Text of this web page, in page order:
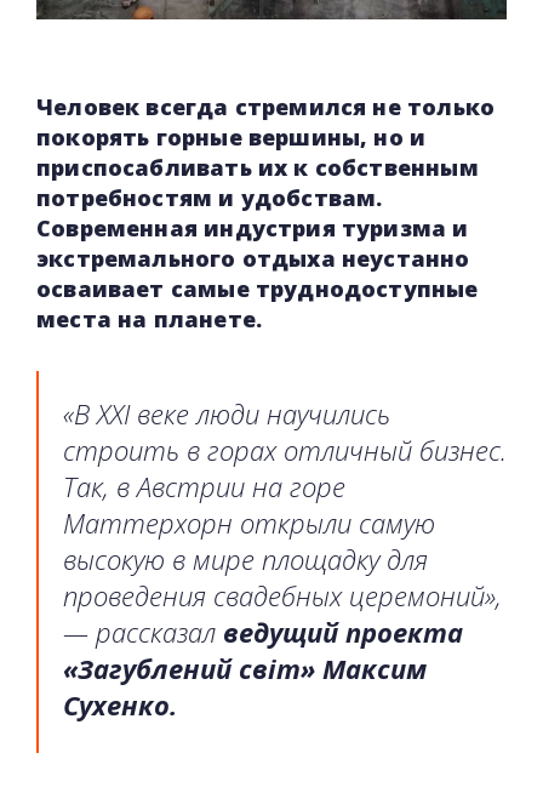
Человек всегда стремился не только
покорять горные вершины, но и
приспосабливать их к собственным
потребностям и удобствам.
Современная индустрия туризма и
экстремального отдыха неустанно
осваивает самые труднодоступные
места на планете.
«В XXI веке люди научились
строить в горах отличный бизнес.
Так, в Австрии на горе
Маттерхорн открыли самую
высокую в мире площадку для
проведения свадебных церемоний»,
— рассказал ведущий проекта
«Загублений світ» Максим
Сухенко.